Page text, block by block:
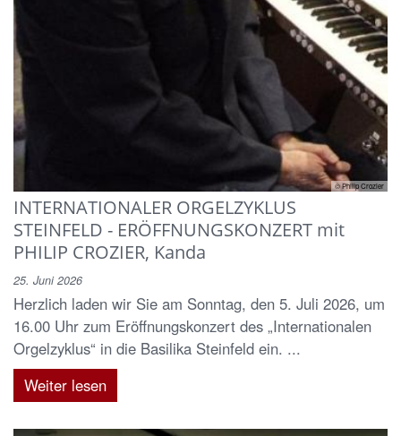
© Philip Crozier
INTERNATIONALER ORGELZYKLUS
STEINFELD - ERÖFFNUNGSKONZERT mit
PHILIP CROZIER, Kanda
25. Juni 2026
Herzlich laden wir Sie am Sonntag, den 5. Juli 2026, um
16.00 Uhr zum Eröffnungskonzert des „Internationalen
Orgelzyklus“ in die Basilika Steinfeld ein. ...
Weiter lesen